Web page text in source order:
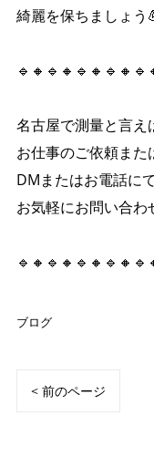
綺麗を保ちましょう
名古屋で測量と言え
お仕事のご依頼ま
DMまたはお電話に
お気軽にお問い合わ
ブログ
< 前のページ